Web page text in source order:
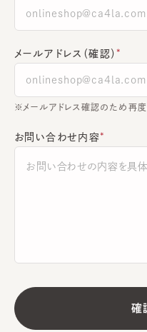
メールアドレス（確認）
※メールアドレス確認のため再度
お問い合わせ内容